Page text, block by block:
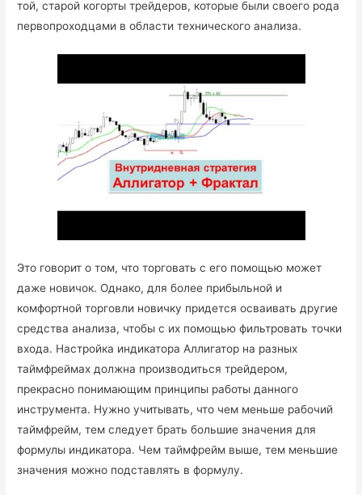
той, старой когорты трейдеров, которые были своего рода
первопроходцами в области технического анализа.
Это говорит о том, что торговать с его помощью может
даже новичок. Однако, для более прибыльной и
комфортной торговли новичку придется осваивать другие
средства анализа, чтобы с их помощью фильтровать точки
входа. Настройка индикатора Аллигатор на разных
таймфреймах должна производиться трейдером,
прекрасно понимающим принципы работы данного
инструмента. Нужно учитывать, что чем меньше рабочий
таймфрейм, тем следует брать большие значения для
формулы индикатора. Чем таймфрейм выше, тем меньшие
значения можно подставлять в формулу.